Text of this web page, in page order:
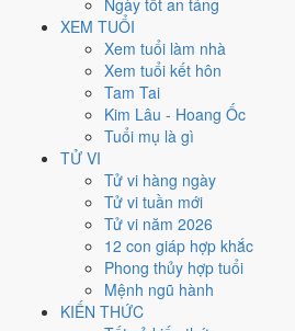
XEM TUỔI
Xem tuổi làm nhà
Xem tuổi kết hôn
Tam Tai
Kim Lâu - Hoang Ốc
Tuổi mụ là gì
TỬ VI
Tử vi hàng ngày
Tử vi tuần mới
Tử vi năm 2026
12 con giáp hợp khắc
Phong thủy hợp tuổi
Mệnh ngũ hành
KIẾN THỨC
Mậu Tý
Nhâm Thìn
Ngày Tân Mão có TrựcĐịnh(ngày yên
Huyền Vũ hắc đạo. Điểm trung bình
Ngày Bình Hòa, phù hợp với công việc
Mùi, Hợi, Tuấthợp ngày; tuổi